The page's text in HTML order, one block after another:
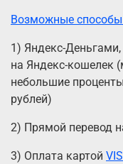
Возможные
1) Яндекс-
на Яндекс-кошелек
небольшие
рублей)
2) Прямой перевод
3) Оплата картой